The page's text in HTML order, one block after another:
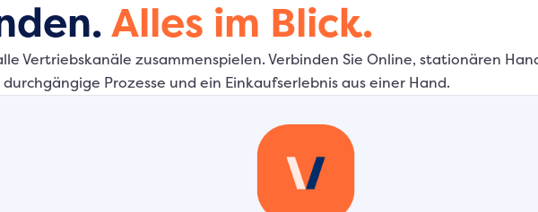
Alles im Blick.
Vertriebskanäle zusammenspielen. Verbinden Sie Online, stationären
Prozesse und ein Einkaufserlebnis aus einer Hand.